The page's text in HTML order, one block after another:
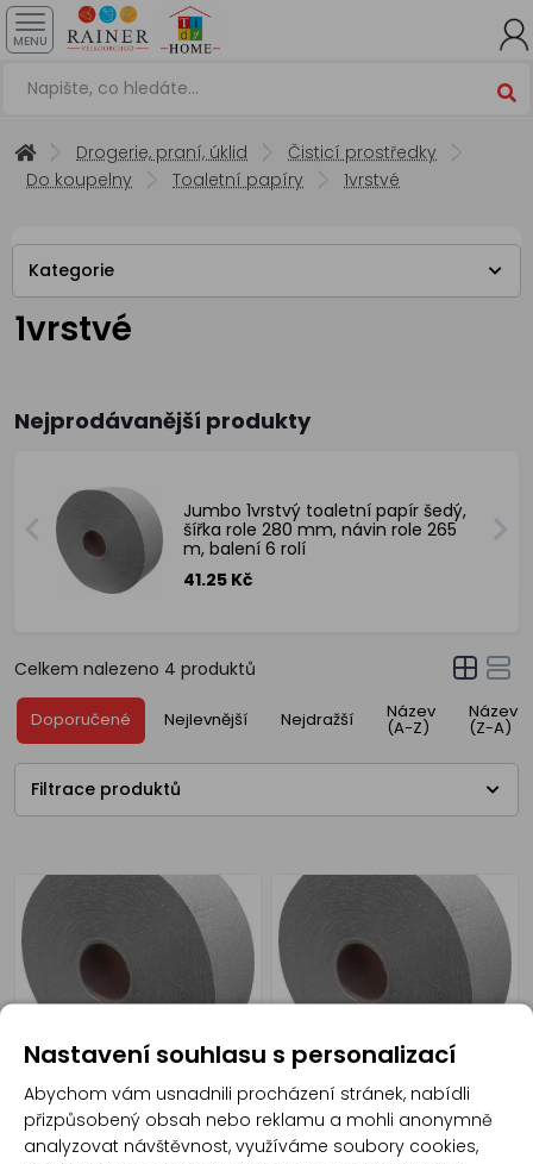
MENU
Drogerie, praní, úklid
Čisticí prostředky
Do koupelny
Toaletní papíry 1vrstvé
Kategorie
1vrstvé
Nejprodávanější produkty
Jumbo 1vrstvý toaletní papír šedý,
šířka role 280 mm, návin role 265
m, balení 6 rolí
41.25 Kč
Celkem nalezeno 4 produktů
Doporučené Nejlevnější Nejdražší Název
(A-Z)
Název
(Z-A)
Filtrace produktů
Jumbo 1vrstvý toaletní
papír šedý, šířka role 280
mm, návin role 265 m,
balení 6 rolí
Jumbo 1vrstvý toaletní
papír šedý, šířka role 230
mm, návin role 180 m,
balení 6 rolí
Nastavení souhlasu s personalizací
Abychom vám usnadnili procházení stránek, nabídli
přizpůsobený obsah nebo reklamu a mohli anonymně
analyzovat návštěvnost, využíváme soubory cookies,